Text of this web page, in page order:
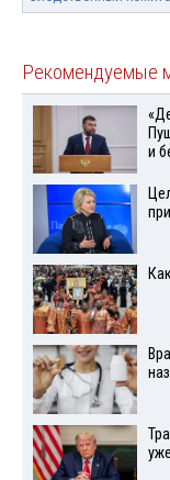
Рекомендуемые
и